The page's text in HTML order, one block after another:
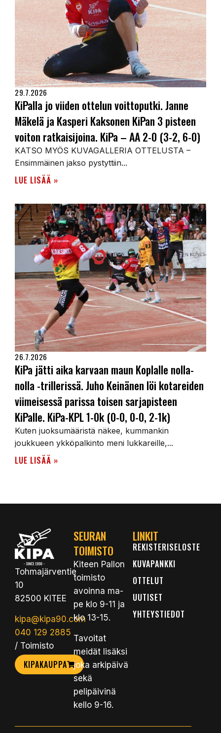
29.7.2026
KiPalla jo viiden ottelun voittoputki. Janne
Mäkelä ja Kasperi Kaksonen KiPan 3 pisteen
voiton ratkaisijoina. KiPa – AA 2-0 (3-2, 6-0)
KATSO MYÖS KUVAGALLERIA OTTELUSTA –
Ensimmäinen jakso pystyttiin...
LUE LISÄÄ »
26.7.2026
KiPa jätti aika karvaan maun Koplalle nolla-
nolla -trillerissä. Juho Keinänen löi kotareiden
viimeisessä parissa toisen sarjapisteen
KiPalle. KiPa-KPL 1-0k (0-0, 0-0, 2-1k)
Kuten juoksumääristä näkee, kummankin
joukkueen ykköpalkinto meni lukkareille,...
LUE LISÄÄ »
Tohmajärventie
10
82500 KITEE
kipa@kipa90.com
040 129 2885
/ Toimisto
KIPAKAUPPA
SEURAN
TOIMISTO
Kiteen Pallon
toimisto
avoinna ma-
pe klo 9-11 ja
klo 13-15.
Tavoitat
meidät lisäksi
joka arkipäivä
sekä
pelipäivinä
kello 9-16.
LINKIT
REKISTERISELOSTE
KUVAPANKKI
OTTELUT
UUTISET
YHTEYSTIEDOT